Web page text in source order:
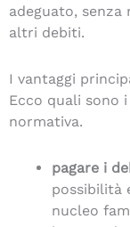
adeguato,
altri debiti.
I vantaggi
Ecco quali sono i
normativa.
pagare i
possibilità
nucleo